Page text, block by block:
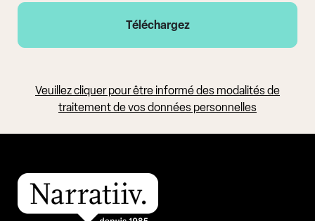
Veuillez cliquer pour être informé des modalités de
traitement de vos données personnelles